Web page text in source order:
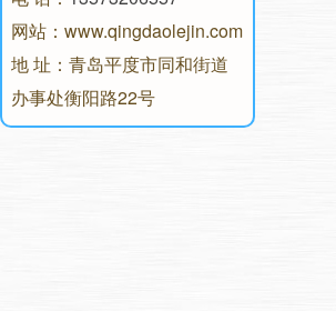
网站：www.qingdaolejin.com
地 址：青岛平度市同和街道
办事处衡阳路22号